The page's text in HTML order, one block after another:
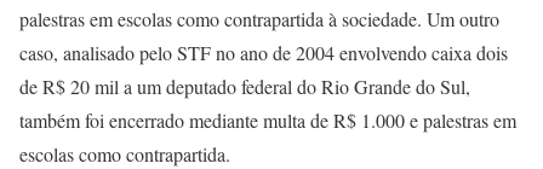
palestras em escolas como contrapartida à sociedade. Um outro
caso, analisado pelo STF no ano de 2004 envolvendo caixa dois
de R$ 20 mil a um deputado federal do Rio Grande do Sul,
também foi encerrado mediante multa de R$ 1.000 e palestras em
escolas como contrapartida.